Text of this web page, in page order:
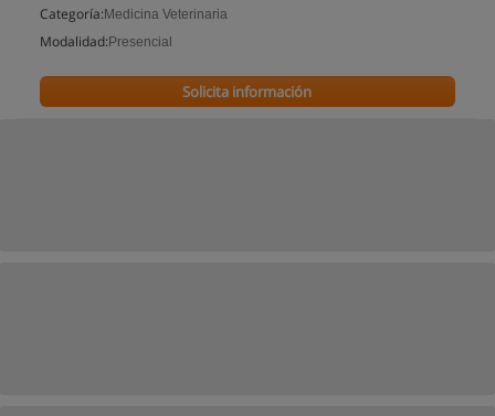
Categoría: Medicina Veterinaria
Modalidad: Presencial
Solicita información